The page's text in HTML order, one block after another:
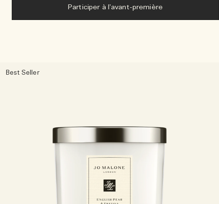
Participer à l’avant-première​
Best Seller